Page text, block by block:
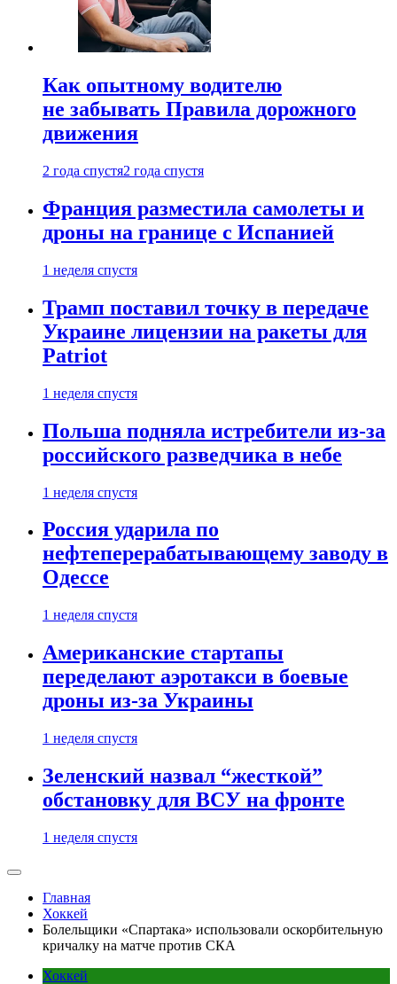
Как опытному водителю
не забывать Правила дорожного
движения
2 года спустя2 года спустя
Франция разместила самолеты и
дроны на границе с Испанией
1 неделя спустя
Трамп поставил точку в передаче
Украине лицензии на ракеты для
Patriot
1 неделя спустя
Польша подняла истребители из-за
российского разведчика в небе
1 неделя спустя
Россия ударила по
нефтеперерабатывающему заводу в
Одессе
1 неделя спустя
Американские стартапы
переделают аэротакси в боевые
дроны из-за Украины
1 неделя спустя
Зеленский назвал “жесткой”
обстановку для ВСУ на фронте
1 неделя спустя
Главная
Хоккей
Болельщики «Спартака» использовали оскорбительную
кричалку на матче против СКА
Хоккей